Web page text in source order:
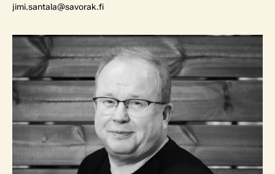
jimi.santala@savorak.fi